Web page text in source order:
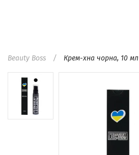
Beauty Boss Крем-хна чорна, 10 мл